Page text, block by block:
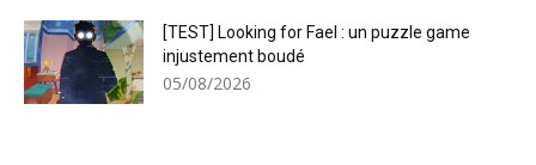
[TEST] Looking for Fael : un puzzle game
injustement boudé
05/08/2026